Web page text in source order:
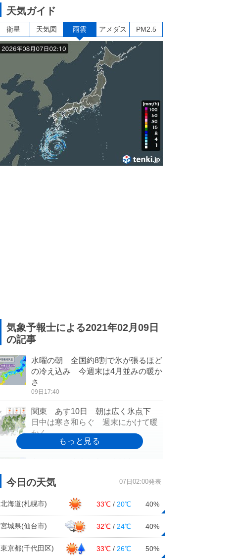
天気ガイド
衛星 天気図 雨雲 アメダス PM2.5
気象予報士による2021年02月09日
の記事
水曜の朝 全国約8割で氷が張るほど
の冷え込み 今週末は4月並みの暖か
さ
09日17:40
関東 あす10日 朝は広く氷点下
日中は寒さ和らぐ 週末にかけて暖
かく
09日15:19
関東甲信 空気カラカラ 東京都心
など最小湿度10パーセント台
09日14:36
東北 あす(水)は厳しい寒さ緩む 週
末は桜が咲く頃の陽気に?
今日の天気 07日02:00発表
北海道(札幌市) 33℃ / 20℃ 40%
宮城県(仙台市) 32℃ / 24℃ 40%
東京都(千代田区) 33℃ / 26℃ 50%